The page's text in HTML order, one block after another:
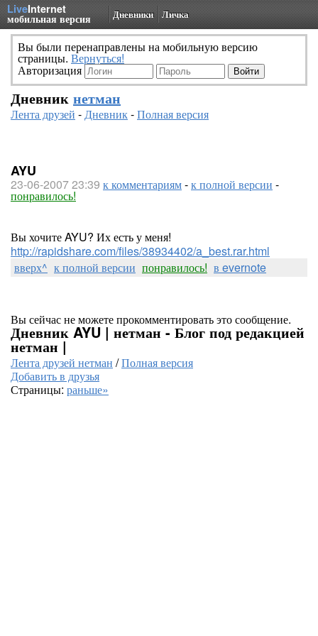
LiveInternet
мобильная версия Дневники Личка
Вы были перенаправлены на мобильную версию
страницы. Вернуться!
Авторизация
Дневник нетман
Лента друзей -Дневник-Полная версия
AYU
23-06-2007 23:39 к комментариям-к полной версии -
понравилось!
Вы хочите AYU? Их есть у меня!
http://rapidshare.com/files/38934402/a_best.rar.html
вверх^ к полной версии понравилось! в evernote
Вы сейчас не можете прокомментировать это сообщение.
Дневник AYU | нетман - Блог под редакцией
нетман |
Лента друзей нетман /Полная версия
Добавить в друзья
Страницы: раньше»